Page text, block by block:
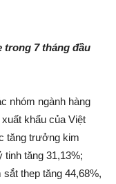
trong 7 tháng đầu
nhóm ngành hàng
khẩu của Việt
tăng trưởng kim
tinh tăng 31,13%;
thep tăng 44,68%,